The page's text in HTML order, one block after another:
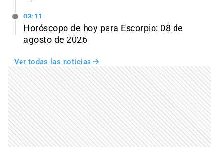
03:11
Horóscopo de hoy para Escorpio: 08 de
agosto de 2026
Ver todas las noticias